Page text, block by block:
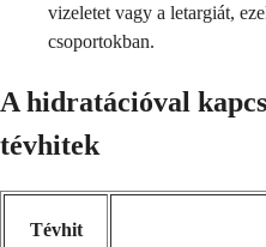
vizeletet vagy a letargiát,
csoportokban.
A hidratációval
tévhitek
Tévhit